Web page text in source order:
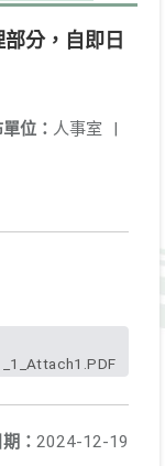
分，自即日
位： 人事室 |
： 2024-12-19